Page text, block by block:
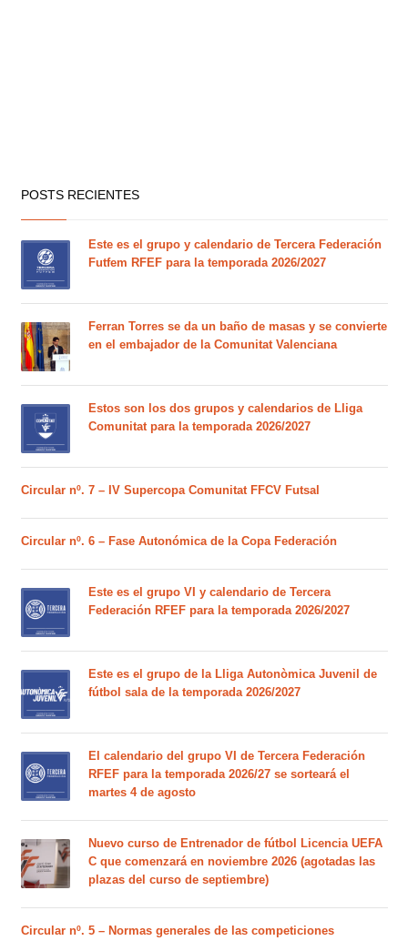
POSTS RECIENTES
Este es el grupo y calendario de Tercera Federación
Futfem RFEF para la temporada 2026/2027
Ferran Torres se da un baño de masas y se convierte
en el embajador de la Comunitat Valenciana
Estos son los dos grupos y calendarios de Lliga
Comunitat para la temporada 2026/2027
Circular nº. 7 – IV Supercopa Comunitat FFCV Futsal
Circular nº. 6 – Fase Autonómica de la Copa Federación
Este es el grupo VI y calendario de Tercera
Federación RFEF para la temporada 2026/2027
Este es el grupo de la Lliga Autonòmica Juvenil de
fútbol sala de la temporada 2026/2027
El calendario del grupo VI de Tercera Federación
RFEF para la temporada 2026/27 se sorteará el
martes 4 de agosto
Nuevo curso de Entrenador de fútbol Licencia UEFA
C que comenzará en noviembre 2026 (agotadas las
plazas del curso de septiembre)
Circular nº. 5 – Normas generales de las competiciones